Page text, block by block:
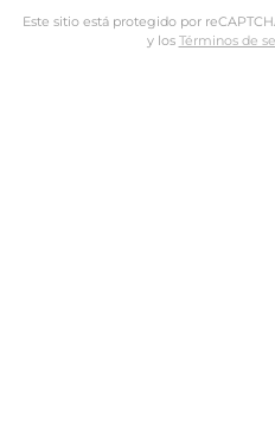
Este sitio está protegido por
y los Términos de